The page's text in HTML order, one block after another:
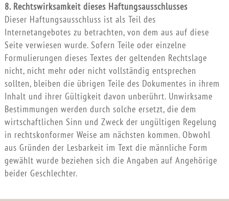
8. Rechtswirksamkeit dieses Haftungsausschlusses
Dieser Haftungsausschluss ist als Teil des
Internetangebotes zu betrachten, von dem aus auf diese
Seite verwiesen wurde. Sofern Teile oder einzelne
Formulierungen dieses Textes der geltenden Rechtslage
nicht, nicht mehr oder nicht vollständig entsprechen
sollten, bleiben die übrigen Teile des Dokumentes in ihrem
Inhalt und ihrer Gültigkeit davon unberührt. Unwirksame
Bestimmungen werden durch solche ersetzt, die dem
wirtschaftlichen Sinn und Zweck der ungültigen Regelung
in rechtskonformer Weise am nächsten kommen. Obwohl
aus Gründen der Lesbarkeit im Text die männliche Form
gewählt wurde beziehen sich die Angaben auf Angehörige
beider Geschlechter.